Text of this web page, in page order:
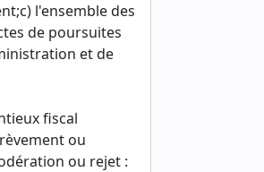
l'ensemble des
de poursuites
et de
fiscal
ou
ou rejet :